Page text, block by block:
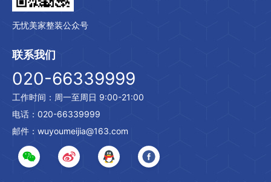
无忧美家整装公众号
联系我们
020-66339999
工作时间：周一至周日 9:00-21:00
电话：020-66339999
邮件：wuyoumeijia@163.com